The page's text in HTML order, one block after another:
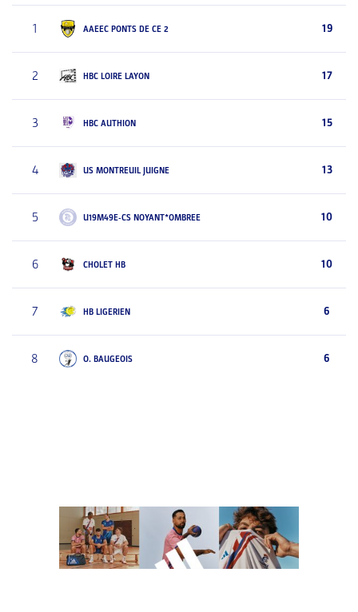
1 AAEEC PONTS DE CE 2 19
2 HBC LOIRE LAYON 17
3 HBC AUTHION 15
4 US MONTREUIL JUIGNE 13
5 U19M49E-CS NOYANT*OMBREE 10
6 CHOLET HB 10
7 HB LIGERIEN 6
8 O. BAUGEOIS 6